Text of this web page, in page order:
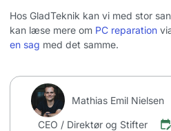
Hos GladTeknik kan vi med stor
kan læse mere om PC reparation
en sag med det samme.
Mathias Emil Nielsen
CEO / Direktør og Stifter